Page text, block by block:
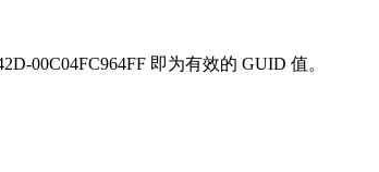
00C04FC964FF 即为有效的 GUID 值。